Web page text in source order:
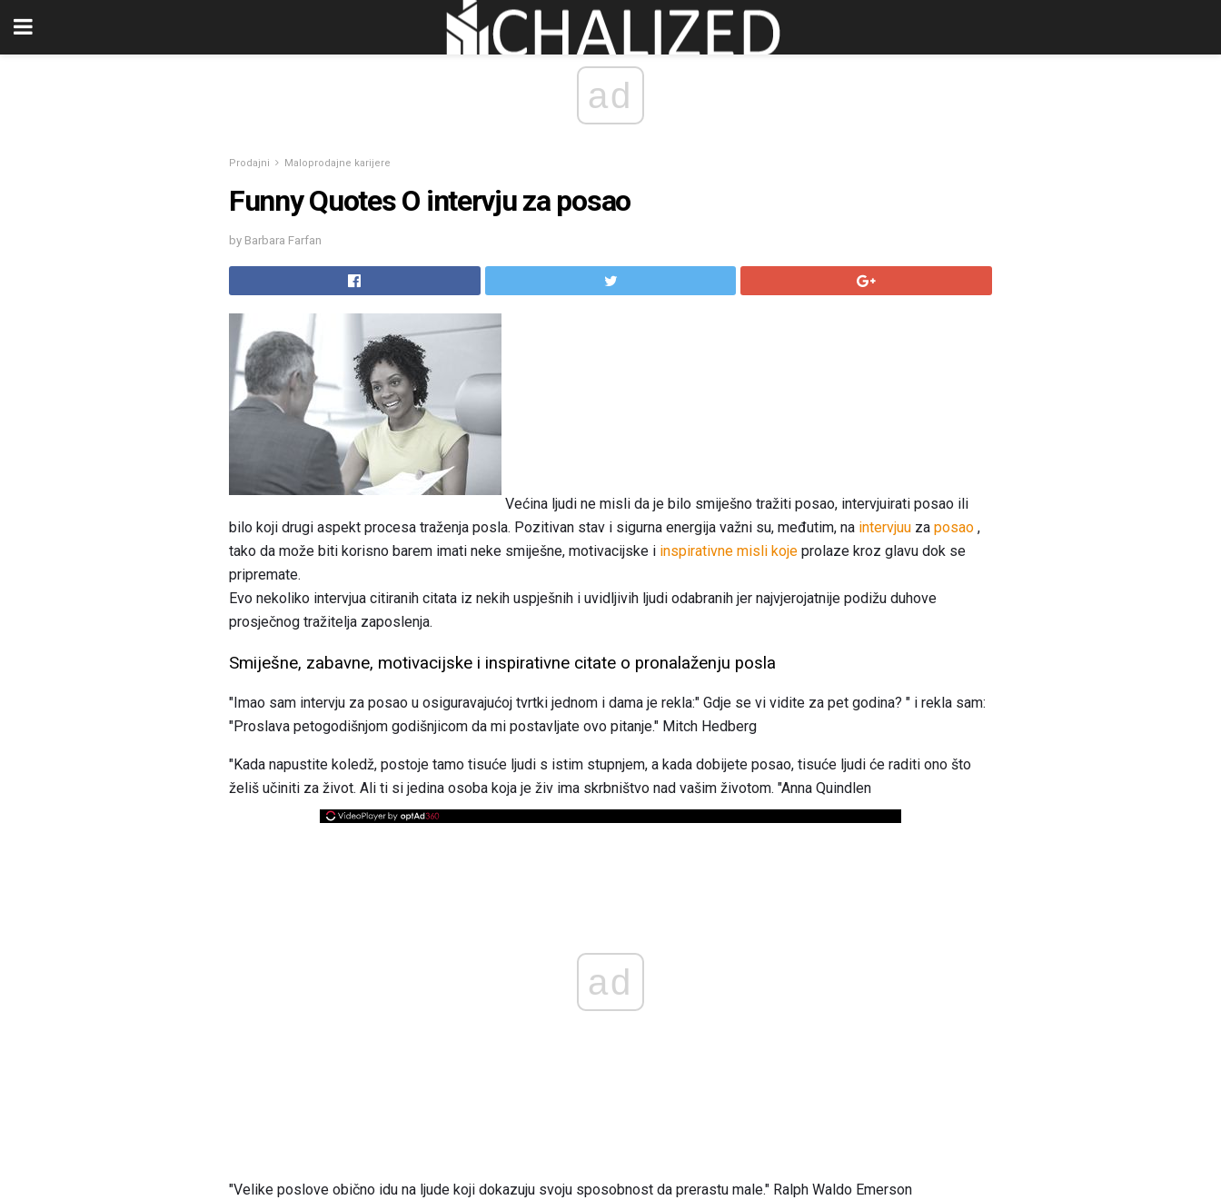
ad
Prodajni Maloprodajne karijere
Funny Quotes O intervju za posao
by Barbara Farfan
Većina ljudi ne misli da je bilo smiješno tražiti posao, intervjuirati posao ili
bilo koji drugi aspekt procesa traženja posla. Pozitivan stav i sigurna energija važni su, međutim, na intervjuu za posao ,
tako da može biti korisno barem imati neke smiješne, motivacijske i inspirativne misli koje prolaze kroz glavu dok se
pripremate.
Evo nekoliko intervjua citiranih citata iz nekih uspješnih i uvidljivih ljudi odabranih jer najvjerojatnije podižu duhove
prosječnog tražitelja zaposlenja.
Smiješne, zabavne, motivacijske i inspirativne citate o pronalaženju posla
"Imao sam intervju za posao u osiguravajućoj tvrtki jednom i dama je rekla:" Gdje se vi vidite za pet godina? " i rekla sam:
"Proslava petogodišnjom godišnjicom da mi postavljate ovo pitanje." Mitch Hedberg
"Kada napustite koledž, postoje tamo tisuće ljudi s istim stupnjem, a kada dobijete posao, tisuće ljudi će raditi ono što
želiš učiniti za život. Ali ti si jedina osoba koja je živ ima skrbništvo nad vašim životom. "Anna Quindlen
ad
"Velike poslove obično idu na ljude koji dokazuju svoju sposobnost da prerastu male." Ralph Waldo Emerson